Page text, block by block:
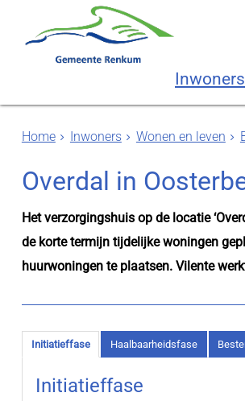
Inwoners
Home Inwoners Wonen en leven
Overdal in
Het verzorgingshuis op de locatie
de korte termijn tijdelijke woningen
huurwoningen te plaatsen. Vilente
Initiatieffase Haalbaarheidsfase
Initiatieffase